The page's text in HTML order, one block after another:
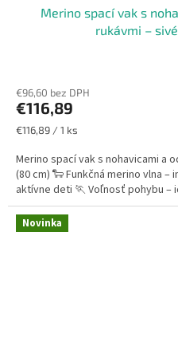
Merino spací vak s
rukávmi –
€96,60 bez DPH
€116,89
Jednotková
€116,89 / 1 ks
Merino spací vak s nohavicami a
(80 cm) 🐑 Funkčná merino vlna
aktívne deti 🏃 Voľnosť pohybu –
Novinka